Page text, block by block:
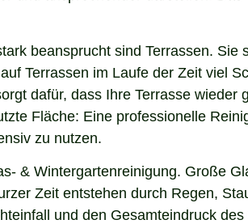
beansprucht sind Terrassen.
Terrassen im Laufe der Zeit viel
dafür, dass Ihre Terrasse
Fläche: Eine professionelle
zu nutzen.
& Wintergartenreinigung. Große
Zeit entstehen durch Regen,
und den Gesamteindruck